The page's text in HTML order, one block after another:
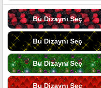
Bu Dizaynı Seç
Bu Dizaynı Seç
Bu Dizaynı Seç
Bu Dizaynı Seç